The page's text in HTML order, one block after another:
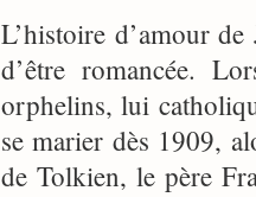
L’histoire d’amour
d’être romancée.
orphelins, lui
se marier dès 1909,
de Tolkien, le père